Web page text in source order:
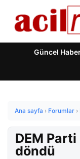
Güncel
Ana sayfa › Forumlar ›
DEM
döndü